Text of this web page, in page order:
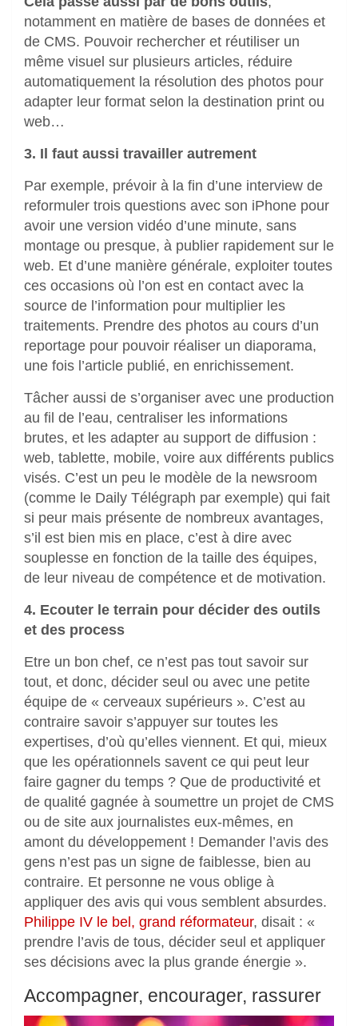
notamment en matière de bases de données et
de CMS. Pouvoir rechercher et réutiliser un
même visuel sur plusieurs articles, réduire
automatiquement la résolution des photos pour
adapter leur format selon la destination print ou
web…
3. Il faut aussi travailler autrement
Par exemple, prévoir à la fin d’une interview de
reformuler trois questions avec son iPhone pour
avoir une version vidéo d’une minute, sans
montage ou presque, à publier rapidement sur le
web. Et d’une manière générale, exploiter toutes
ces occasions où l’on est en contact avec la
source de l’information pour multiplier les
traitements. Prendre des photos au cours d’un
reportage pour pouvoir réaliser un diaporama,
une fois l’article publié, en enrichissement.
Tâcher aussi de s’organiser avec une production
au fil de l’eau, centraliser les informations
brutes, et les adapter au support de diffusion :
web, tablette, mobile, voire aux différents publics
visés. C’est un peu le modèle de la newsroom
(comme le Daily Télégraph par exemple) qui fait
si peur mais présente de nombreux avantages,
s’il est bien mis en place, c’est à dire avec
souplesse en fonction de la taille des équipes,
de leur niveau de compétence et de motivation.
4. Ecouter le terrain pour décider des outils
et des process
Etre un bon chef, ce n’est pas tout savoir sur
tout, et donc, décider seul ou avec une petite
équipe de « cerveaux supérieurs ». C’est au
contraire savoir s’appuyer sur toutes les
expertises, d’où qu’elles viennent. Et qui, mieux
que les opérationnels savent ce qui peut leur
faire gagner du temps ? Que de productivité et
de qualité gagnée à soumettre un projet de CMS
ou de site aux journalistes eux-mêmes, en
amont du développement ! Demander l’avis des
gens n’est pas un signe de faiblesse, bien au
contraire. Et personne ne vous oblige à
appliquer des avis qui vous semblent absurdes.
Philippe IV le bel, grand réformateur, disait : «
prendre l’avis de tous, décider seul et appliquer
ses décisions avec la plus grande énergie ».
Accompagner, encourager, rassurer